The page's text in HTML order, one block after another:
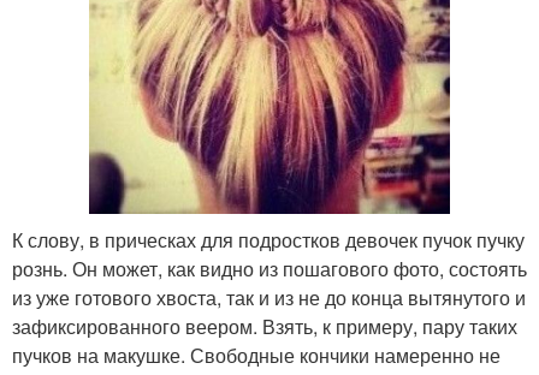
К слову, в прическах для подростков девочек пучок пучку
рознь. Он может, как видно из пошагового фото, состоять
из уже готового хвоста, так и из не до конца вытянутого и
зафиксированного веером. Взять, к примеру, пару таких
пучков на макушке. Свободные кончики намеренно не